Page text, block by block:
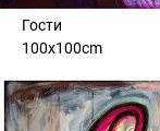
Гости
100x100cm